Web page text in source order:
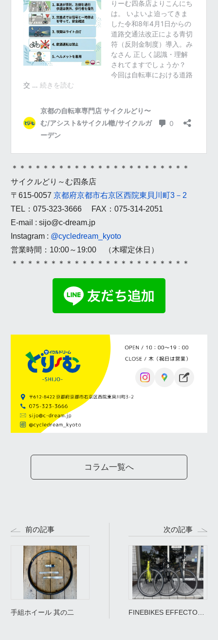
＊＊＊＊＊＊＊＊＊＊＊＊＊＊＊＊＊＊＊＊＊＊＊
サイクルどり～む四条店
〒615-0057京都府京都市右京区西院東貝川町3－2
TEL：075-323-3666 FAX：075-314-2051
E-mail : sijo@c-dream.jp
Instagram : @cycledream_kyoto
営業時間：10:00～19:00 （木曜定休日）
＊＊＊＊＊＊＊＊＊＊＊＊＊＊＊＊＊＊＊＊＊＊＊
コラム一覧へ
前の記事
手組ホイール 其の二
次の記事
FINEBIKES EFFECTOR